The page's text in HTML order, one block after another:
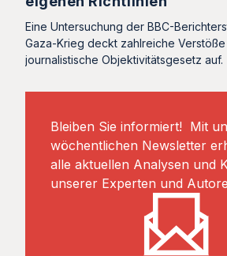
Eine Untersuchung der BBC-
Gaza-Krieg deckt zahlreiche
journalistische Objektivitätsgesetz auf.
Bleiben Sie informiert! Mit
wöchentlichen Newsletter
alle aktuellen Analysen und
unserer Experten und